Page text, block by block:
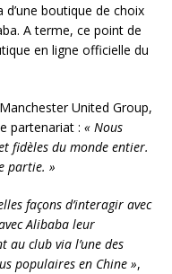
boutique de choix
A terme, ce point de
en ligne officielle du
United Group,
partenariat : « Nous
fidèles du monde entier.
partie. »
façons d’interagir avec
Alibaba leur
au club via l’une des
populaires en Chine »,